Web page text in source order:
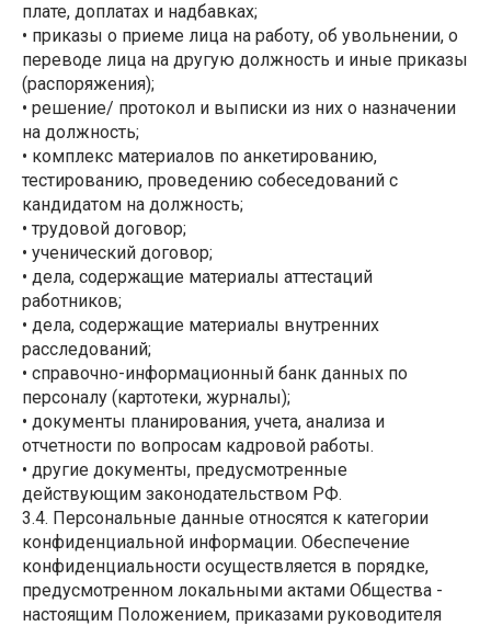
плате, доплатах и надбавках;
• приказы о приеме лица на работу, об увольнении, о
переводе лица на другую должность и иные приказы
(распоряжения);
• решение/ протокол и выписки из них о назначении
на должность;
• комплекс материалов по анкетированию,
тестированию, проведению собеседований с
кандидатом на должность;
• трудовой договор;
• ученический договор;
• дела, содержащие материалы аттестаций
работников;
• дела, содержащие материалы внутренних
расследований;
• справочно-информационный банк данных по
персоналу (картотеки, журналы);
• документы планирования, учета, анализа и
отчетности по вопросам кадровой работы.
• другие документы, предусмотренные
действующим законодательством РФ.
3.4. Персональные данные относятся к категории
конфиденциальной информации. Обеспечение
конфиденциальности осуществляется в порядке,
предусмотренном локальными актами Общества -
настоящим Положением, приказами руководителя